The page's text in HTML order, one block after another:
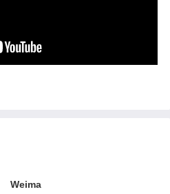
Weima